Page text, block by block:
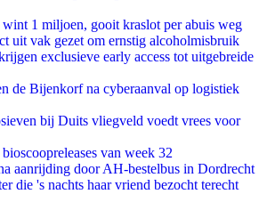
1 miljoen, gooit kraslot per abuis weg
uit vak gezet om ernstig alcoholmisbruik
exclusieve early access tot uitgebreide
de Bijenkorf na cyberaanval op logistiek
bij Duits vliegveld voedt vrees voor
van week 32
aanrijding door AH-bestelbus in Dordrecht
die 's nachts haar vriend bezocht terecht